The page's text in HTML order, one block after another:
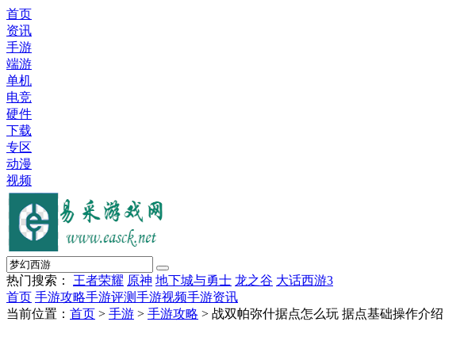
首页
资讯
手游
端游
单机
电竞
硬件
下载
专区
动漫
视频
热门搜索： 王者荣耀 原神 地下城与勇士 龙之谷 大话西游3
首页 手游攻略手游评测手游视频手游资讯
当前位置： 首页 > 手游 > 手游攻略 > 战双帕弥什据点怎么玩 据点基础操作介绍